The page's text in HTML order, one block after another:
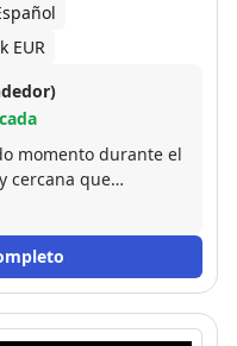
EUR
momento durante el
cercana que
de cada
profesional como